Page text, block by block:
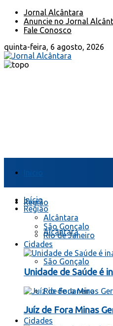
Jornal Alcântara
Anuncie no Jornal
Fale Conosco
quinta-feira, 6 agosto, 2026
Região
Alcântara
São Gonçalo
Rio de Janeiro
Cidades
Início
Região
Alcântara
São Gonçalo
Rio de Janeiro
Cidades
Unidade de Saúde é
Juíz de Fora Minas